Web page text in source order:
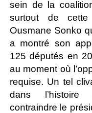
sein de la
surtout de cette
Ousmane Sonko
a montré son
125 députés en
au moment où
requise. Un tel
dans l’histoire
contraindre le